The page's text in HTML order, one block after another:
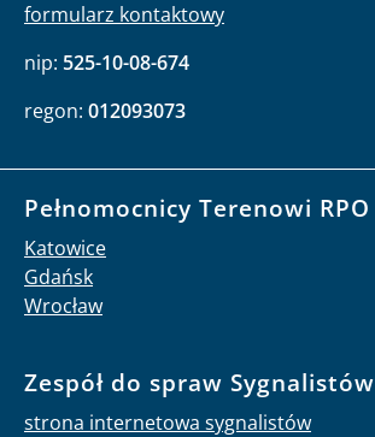
formularz kontaktowy
nip: 525-10-08-674
regon: 012093073
Pełnomocnicy Terenowi RPO
Katowice
Gdańsk
Wrocław
Zespół do spraw Sygnalistów
strona internetowa sygnalistów